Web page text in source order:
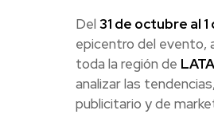
Del 31 de octubre al
epicentro del evento,
toda la región de
analizar las
publicitario y de